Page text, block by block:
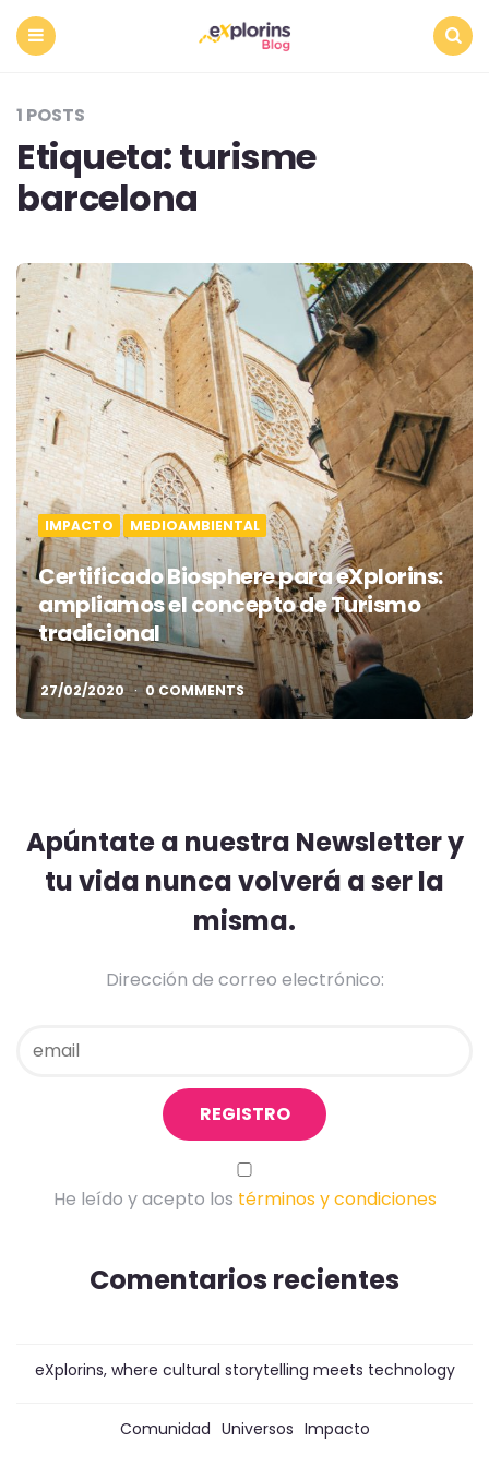
1 POSTS
Etiqueta:turisme
barcelona
IMPACTO MEDIOAMBIENTAL
Certificado Biosphere para eXplorins:
ampliamos el concepto de Turismo
tradicional
27/02/2020 0 COMMENTS
Apúntate a nuestra Newsletter y
tu vida nunca volverá a ser la
misma.
Dirección de correo electrónico:
He leído y acepto los términos y condiciones
Comentarios recientes
eXplorins, where cultural storytelling meets technology
Comunidad Universos Impacto